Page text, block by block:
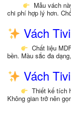
Mẫu vách
chi phí hợp lý hơn.
Vách
Chất liệu
bền. Màu sắc đa
Vách
Thiết kế tích
Không gian trở nên